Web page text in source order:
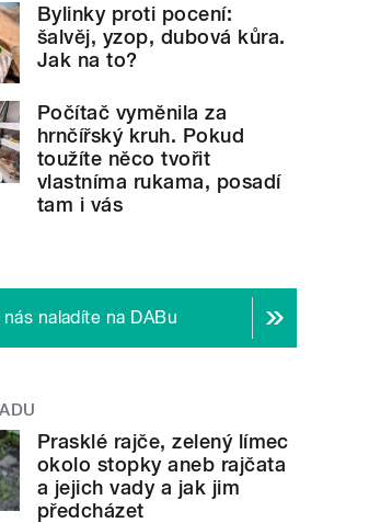
28.10. 2007
Bylinky proti pocení:
šalvěj, yzop, dubová kůra.
Jak na to?
Počítač vyměnila za
hrnčířský kruh. Pokud
toužíte něco tvořit
vlastníma rukama, posadí
tam i vás
nás naladíte na DABu
Prasklé rajče, zelený límec
okolo stopky aneb rajčata
a jejich vady a jak jim
předcházet